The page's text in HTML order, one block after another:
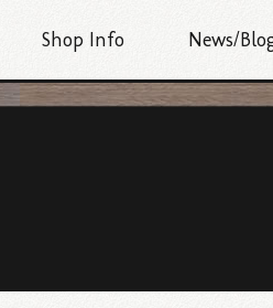
Shop Info News/